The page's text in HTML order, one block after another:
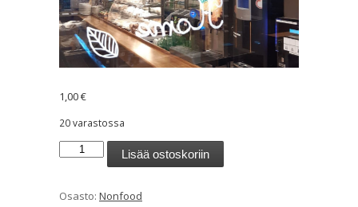
1,00€
20 varastossa
Septona
kosteuspyyhe
Lisää ostoskoriin
Osasto: Nonfood